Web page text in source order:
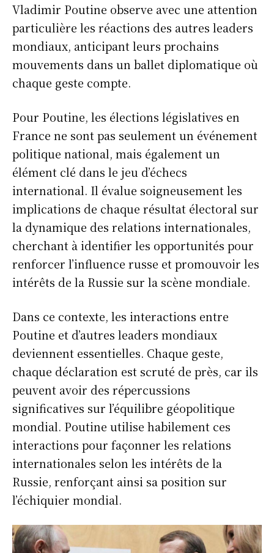
Vladimir Poutine observe avec une attention
particulière les réactions des autres leaders
mondiaux, anticipant leurs prochains
mouvements dans un ballet diplomatique où
chaque geste compte.
Pour Poutine, les élections législatives en
France ne sont pas seulement un événement
politique national, mais également un
élément clé dans le jeu d’échecs
international. Il évalue soigneusement les
implications de chaque résultat électoral sur
la dynamique des relations internationales,
cherchant à identifier les opportunités pour
renforcer l’influence russe et promouvoir les
intérêts de la Russie sur la scène mondiale.
Dans ce contexte, les interactions entre
Poutine et d’autres leaders mondiaux
deviennent essentielles. Chaque geste,
chaque déclaration est scruté de près, car ils
peuvent avoir des répercussions
significatives sur l’équilibre géopolitique
mondial. Poutine utilise habilement ces
interactions pour façonner les relations
internationales selon les intérêts de la
Russie, renforçant ainsi sa position sur
l’échiquier mondial.